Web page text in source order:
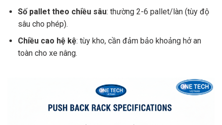
Số pallet theo chiều sâu: thường 2-6 pallet/làn (tùy độ
sâu cho phép).
Chiều cao hệ kệ: tùy kho, cần đảm bảo khoảng hở an
toàn cho xe nâng.